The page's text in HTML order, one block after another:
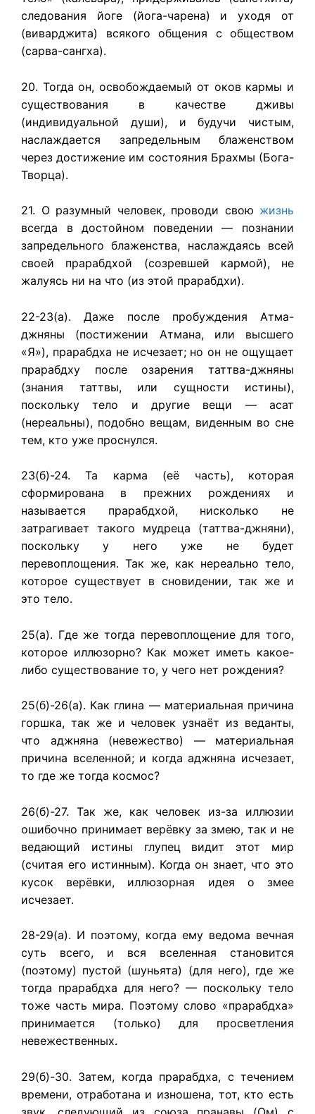
следования йоге (йога-чарена) и уходя от
(виварджита) всякого общения с обществом
(сарва-сангха).
20. Тогда он, освобождаемый от оков кармы и
существования в качестве дживы
(индивидуальной души), и будучи чистым,
наслаждается запредельным блаженством
через достижение им состояния Брахмы (Бога-
Творца).
21. O разумный человек, проводи свою жизнь
всегда в достойном поведении — познании
запредельного блаженства, наслаждаясь всей
своей прарабдхой (созревшей кармой), не
жалуясь ни на что (из этой прарабдхи).
22-23(а). Даже после пробуждения Атма-
джняны (постижении Атмана, или высшего
«Я»), прарабдха не исчезает; но он не ощущает
прарабдху после озарения таттва-джняны
(знания таттвы, или сущности истины),
поскольку тело и другие вещи — асат
(нереальны), подобно вещам, виденным во сне
тем, кто уже проснулся.
23(б)-24. Та карма (её часть), которая
сформирована в прежних рождениях и
называется прарабдхой, нисколько не
затрагивает такого мудреца (таттва-джняни),
поскольку у него уже не будет
перевоплощения. Так же, как нереально тело,
которое существует в сновидении, так же и
это тело.
25(а). Где же тогда перевоплощение для того,
которое иллюзорно? Как может иметь какое-
либо существование то, у чего нет рождения?
25(б)-26(а). Как глина — материальная причина
горшка, так же и человек узнаёт из веданты,
что аджняна (невежество) — материальная
причина вселенной; и когда аджняна исчезает,
то где же тогда космос?
26(б)-27. Так же, как человек из-за иллюзии
ошибочно принимает верёвку за змею, так и не
ведающий истины глупец видит этот мир
(считая его истинным). Когда он знает, что это
кусок верёвки, иллюзорная идея о змее
исчезает.
28-29(а). И поэтому, когда ему ведома вечная
суть всего, и вся вселенная становится
(поэтому) пустой (шуньята) (для него), где же
тогда прарабдха для него? — поскольку тело
тоже часть мира. Поэтому слово «прарабдха»
принимается (только) для просветления
невежественных.
29(б)-30. Затем, когда прарабдха, с течением
времени, отработана и изношена, тот, кто есть